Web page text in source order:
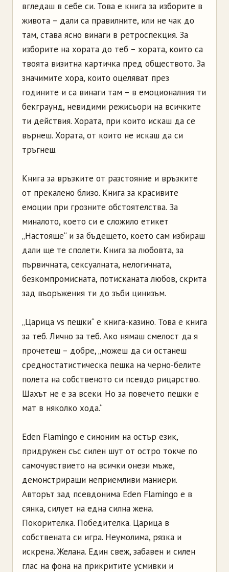
вгледаш в себе си. Това е книга за изборите в
живота – дали са правилните, или не чак до
там, става ясно винаги в ретроспекция. За
изборите на хората до теб – хората, които са
твоята визитна картичка пред обществото. За
значимите хора, които оцеляват през
годините и са винаги там – в емоционалния ти
бекграунд, невидими режисьори на всичките
ти действия. Хората, при които искаш да се
върнеш. Хората, от които не искаш да си
тръгнеш.
Книга за връзките от разстояние и връзките
от прекалено близо. Книга за красивите
емоции при грозните обстоятелства. За
миналото, което си е сложило етикет
„Настояще“ и за бъдещето, което сам избираш
дали ще те сполети. Книга за любовта, за
първичната, сексуалната, нелогичната,
безкомпромисната, потисканата любов, скрита
зад въоръжения ти до зъби цинизъм.
„Царица vs пешки“ е книга-казино. Това е книга
за теб. Лично за теб. Ако нямаш смелост да я
прочетеш – добре, „можеш да си останеш
средностатистическа пешка на черно-белите
полета на собственото си псевдо рицарство.
Шахът не е за всеки. Но за повечето пешки е
мат в няколко хода.“
Еden Flamingo е синоним на остър език,
придружен със силен шут от остро токче по
самочувствието на всички онези мъже,
демонстриращи неприемливи маниери.
Авторът зад псевдонима Еden Flamingo е в
сянка, силует на една силна жена.
Покорителка. Победителка. Царица в
собствената си игра. Неумолима, рязка и
искрена. Желана. Един свеж, забавен и силен
глас на фона на прикритите усмивки и